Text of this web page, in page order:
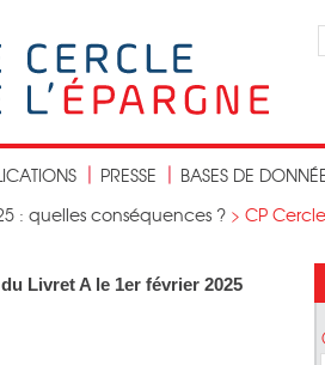
PRESSE
BASES DE
: quelles conséquences ? > CP
Livret A le 1er février 2025